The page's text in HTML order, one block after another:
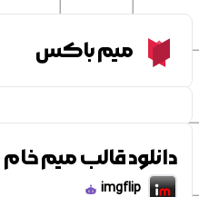
Meme Boxمیم باکس
دانلود قالب میم خام Shocked Mourinho
imgflip